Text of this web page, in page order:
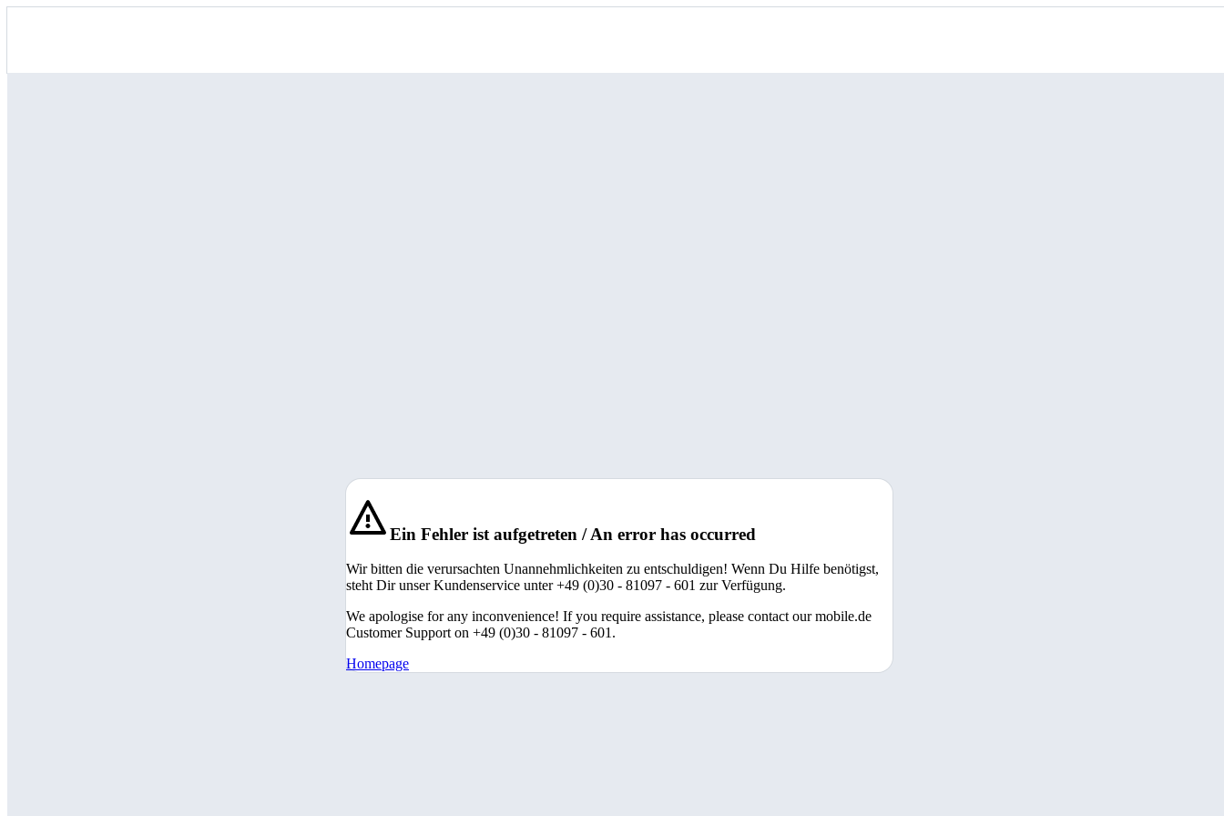
Ein Fehler ist aufgetreten / An error has occurred
Wir bitten die verursachten Unannehmlichkeiten zu entschuldigen! Wenn Du Hilfe benötigst,
steht Dir unser Kundenservice unter +49 (0)30 - 81097 - 601 zur Verfügung.
We apologise for any inconvenience! If you require assistance, please contact our mobile.de
Customer Support on +49 (0)30 - 81097 - 601.
Homepage